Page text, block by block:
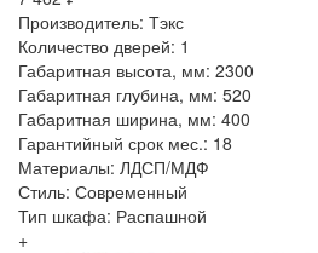
Производитель: Тэкс
Количество дверей: 1
Габаритная высота, мм: 2300
Габаритная глубина, мм: 520
Габаритная ширина, мм: 400
Гарантийный срок мес.: 18
Материалы: ЛДСП/МДФ
Стиль: Современный
Тип шкафа: Распашной
+